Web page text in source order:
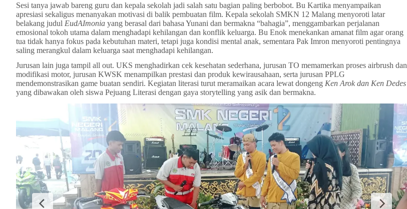
Sesi tanya jawab bareng guru dan kepala sekolah jadi salah satu bagian paling berbobot. Bu Kartika menyampaikan
apresiasi sekaligus menanyakan motivasi di balik pembuatan film. Kepala sekolah SMKN 12 Malang menyoroti latar
belakang judul EudAImonia yang berasal dari bahasa Yunani dan bermakna “bahagia”, menggambarkan perjalanan
emosional tokoh utama dalam menghadapi kehilangan dan konflik keluarga. Bu Enok menekankan amanat film agar orang
tua tidak hanya fokus pada kebutuhan materi, tetapi juga kondisi mental anak, sementara Pak Imron menyoroti pentingnya
saling merangkul dalam keluarga saat menghadapi kehilangan.
Jurusan lain juga tampil all out. UKS menghadirkan cek kesehatan sederhana, jurusan TO memamerkan proses airbrush dan
modifikasi motor, jurusan KWSK menampilkan prestasi dan produk kewirausahaan, serta jurusan PPLG
mendemonstrasikan game buatan sendiri. Kegiatan literasi turut meramaikan acara lewat dongeng Ken Arok dan Ken Dedes
yang dibawakan oleh siswa Pejuang Literasi dengan gaya storytelling yang asik dan bermakna.